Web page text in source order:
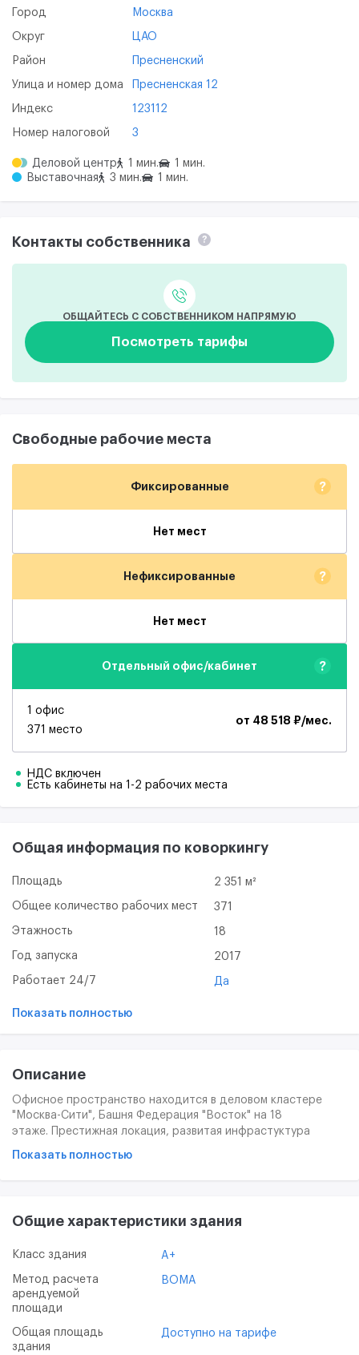
Город Москва
Округ ЦАО
Район Пресненский
Улица и номер дома Пресненская 12
Индекс 123112
Номер налоговой 3
Деловой центр 1 мин.
1 мин.
Выставочная
3 мин. 1 мин.
Контакты собственника ?
ОБЩАЙТЕСЬ С СОБСТВЕННИКОМ НАПРЯМУЮ
Посмотреть тарифы
Свободные рабочие места
Фиксированные ?
Нет мест
Нефиксированные ?
Нет мест
Отдельный офис/кабинет ?
1 офис
371 место
от 48 518 ₽/мес.
НДС включен
Есть кабинеты на 1-2 рабочих места
Общая информация по коворкингу
Площадь 2 351 м²
Общее количество рабочих мест 371
Этажность 18
Год запуска 2017
Работает 24/7 Да
Показать полностью
Описание
Офисное пространство находится в деловом кластере
"Москва-Сити", Башня Федерация "Восток" на 18
этаже.
Престижная локация, развитая инфрастуктура
расположения офиса любой компании. В шаговой
мест, а также закрытых офисов, переговорных и зон
фиксированные.
Показать полностью
Общие характеристики здания
Класс здания A+
Метод расчета
арендуемой
площади
BOMA
Общая площадь
здания
Доступно на тарифе